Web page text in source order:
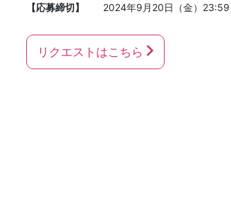
【応募締切】 2024年9月20日（金）23:59
リクエストはこちら